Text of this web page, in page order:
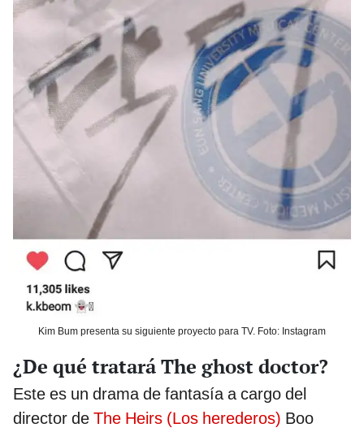
Kim Bum presenta su siguiente proyecto para TV. Foto: Instagram
¿De qué tratará The ghost doctor?
Este es un drama de fantasía a cargo del
director de The Heirs (Los herederos) Boo